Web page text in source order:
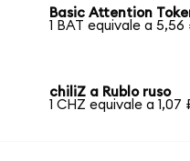
Basic Attention
1 BAT equivale a 5,56
chiliZ a Rublo ruso
1 CHZ equivale a 1,07